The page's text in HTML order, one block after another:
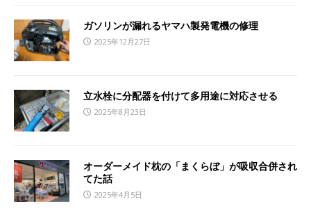
ガソリンが漏れるヤマハ製発電機の修理
2025年12月27日
立水栓に分配器を付けて多用途に対応させる
2025年8月23日
オーダーメイド枕の「まくらぼ」が吸収合併され
てた話
2025年4月5日